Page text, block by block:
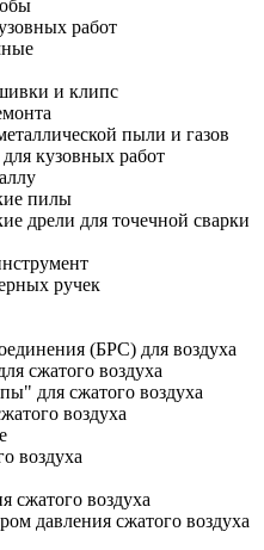
работ
и клипс
пыли и газов
кузовных работ
пилы
дрели для точечной сварки
ручек
(БРС) для воздуха
сжатого воздуха
для сжатого воздуха
воздуха
воздуха
сжатого воздуха
давления сжатого воздуха